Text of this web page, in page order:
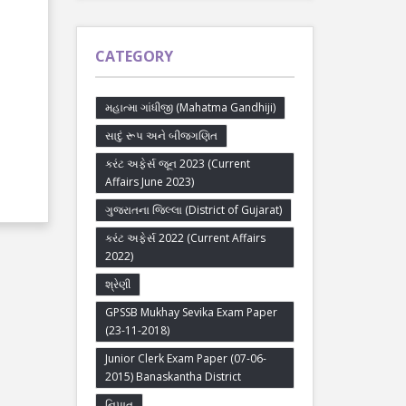
CATEGORY
મહાત્મા ગાંધીજી (Mahatma Gandhiji)
સાદું રૂપ અને બીજગણિત
કરંટ અફેર્સ જૂન 2023 (Current
Affairs June 2023)
ગુજરાતના જિલ્લા (District of Gujarat)
કરંટ અફેર્સ 2022 (Current Affairs
2022)
શ્રેણી
GPSSB Mukhay Sevika Exam Paper
(23-11-2018)
Junior Clerk Exam Paper (07-06-
2015) Banaskantha District